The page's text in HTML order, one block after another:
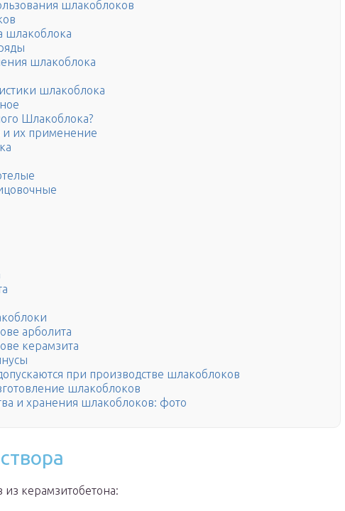
шлакоблоков
шлакоблока
шлакоблока
шлакоблока
Шлакоблока?
их применение
арболита
керамзита
при производстве шлакоблоков
шлакоблоков
и хранения шлакоблоков: фото
керамзитобетона: